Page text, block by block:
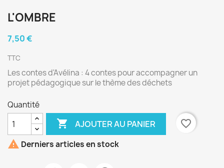
L'OMBRE
7,50 €
TTC
Les contes d'Avélina : 4 contes pour accompagner un
projet pédagogique sur le thème des déchets
Quantité
 AJOUTER AU PANIER
favorite_border
 Derniers articles en stock